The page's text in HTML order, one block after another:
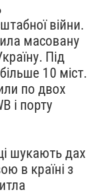
війни.
масовану
Під
10 міст.
по двох
і порту
шукають дах
в країні з